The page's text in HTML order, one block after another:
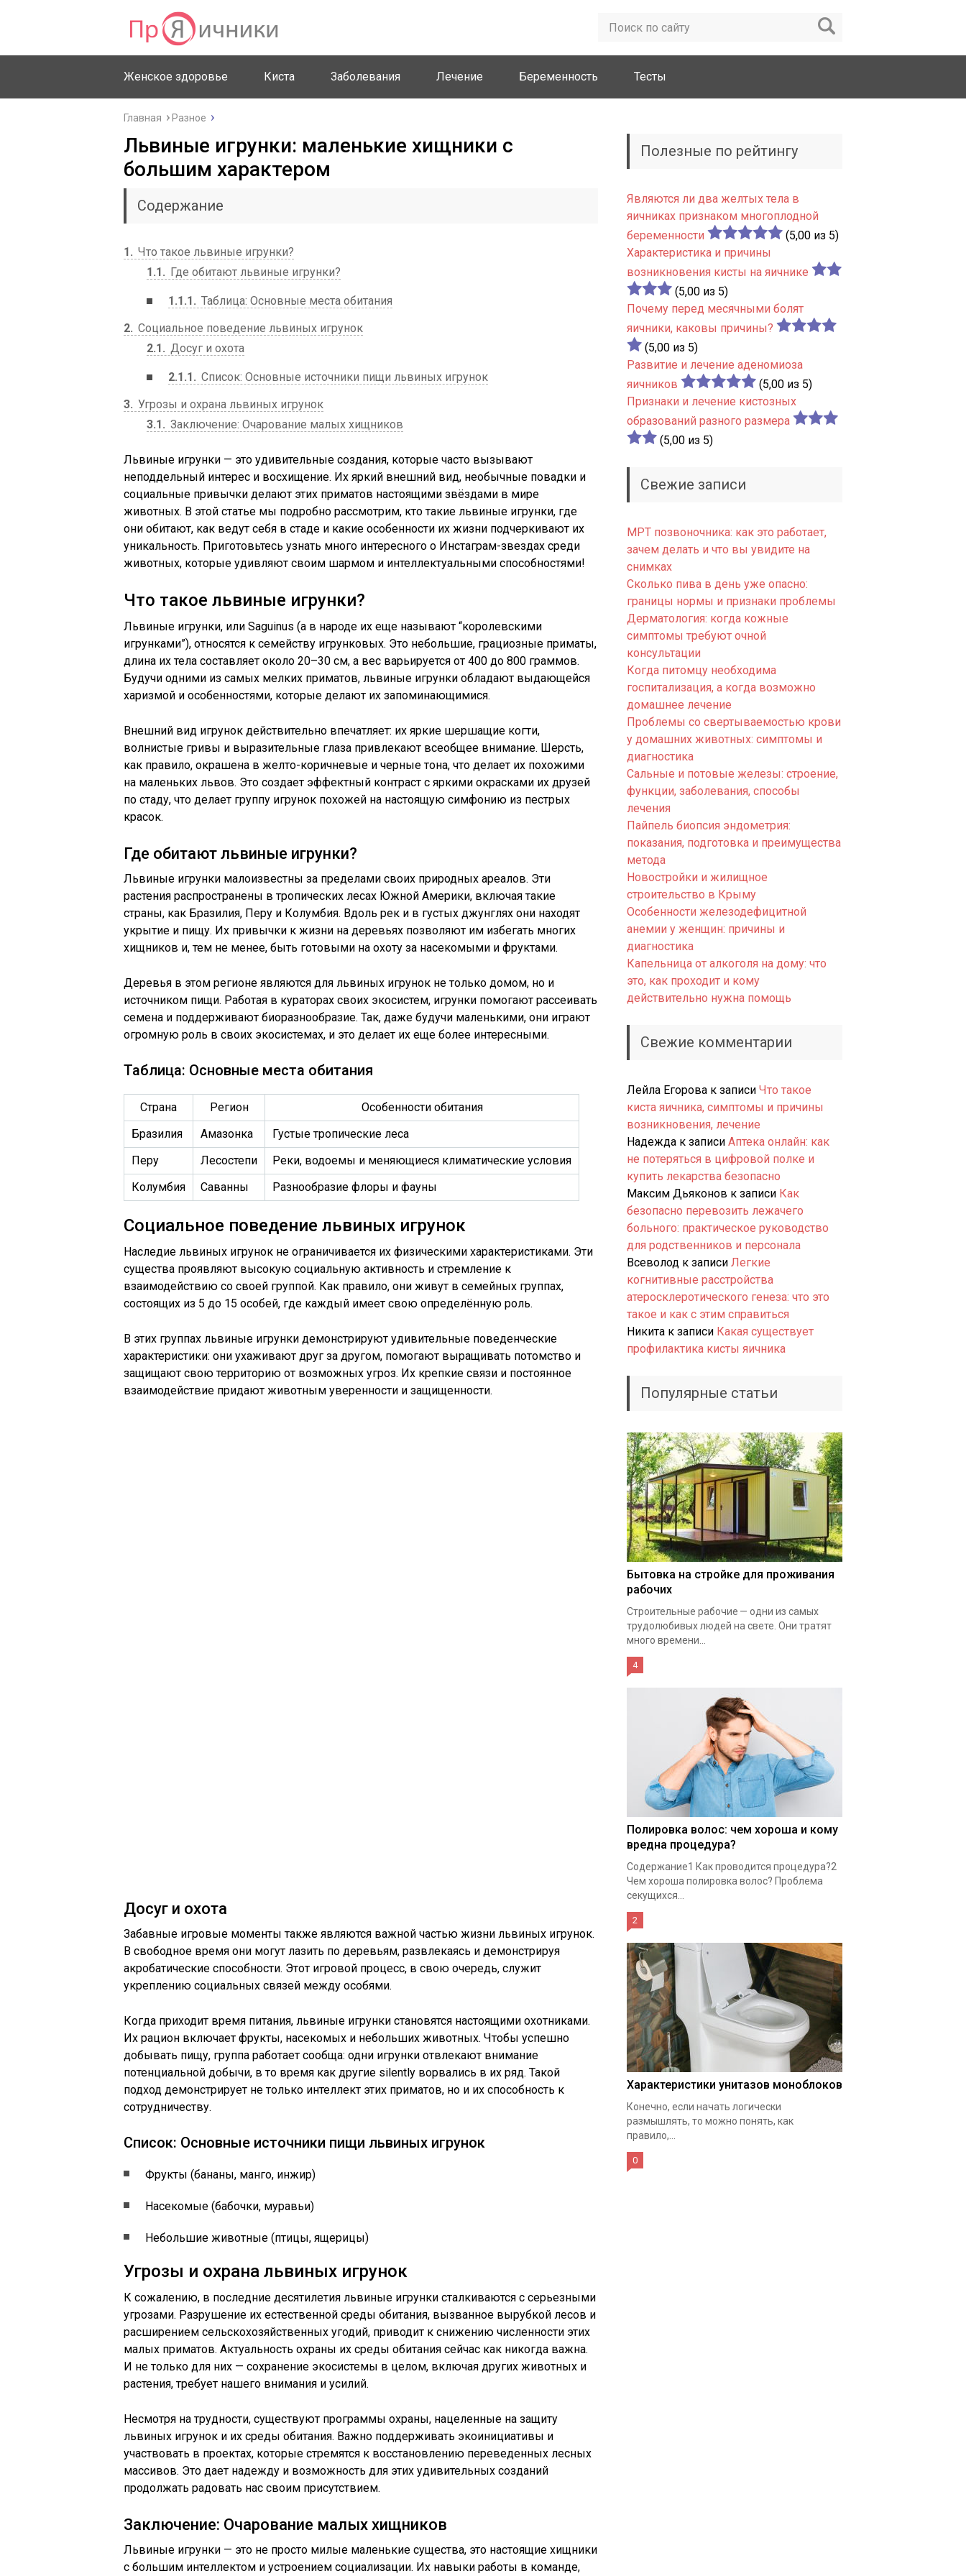
Женское здоровье Киста Заболевания Лечение Беременность Тесты
Главная Разное
Львиные игрунки: маленькие хищники с
большим характером
Содержание
1
Что такое львиные игрунки?
1.1
Где обитают львиные игрунки?
1.1.1
Таблица: Основные места обитания
2 Социальное поведение львиных игрунок
2.1
Досуг и охота
2.1.1
Список: Основные источники пищи львиных игрунок
3 Угрозы и охрана львиных игрунок
3.1
Заключение: Очарование малых хищников
Львиные игрунки — это удивительные создания, которые часто вызывают
неподдельный интерес и восхищение. Их яркий внешний вид, необычные повадки и
социальные привычки делают этих приматов настоящими звёздами в мире
животных. В этой статье мы подробно рассмотрим, кто такие львиные игрунки, где
они обитают, как ведут себя в стаде и какие особенности их жизни подчеркивают их
уникальность. Приготовьтесь узнать много интересного о Инстаграм-звездах среди
животных, которые удивляют своим шармом и интеллектуальными способностями!
Что такое львиные игрунки?
Львиные игрунки, или Saguinus (а в народе их еще называют “королевскими
игрунками”), относятся к семейству игрунковых. Это небольшие, грациозные приматы,
длина их тела составляет около 20–30 см, а вес варьируется от 400 до 800 граммов.
Будучи одними из самых мелких приматов, львиные игрунки обладают выдающейся
харизмой и особенностями, которые делают их запоминающимися.
Внешний вид игрунок действительно впечатляет: их яркие шершащие когти,
волнистые гривы и выразительные глаза привлекают всеобщее внимание. Шерсть,
как правило, окрашена в желто-коричневые и черные тона, что делает их похожими
на маленьких львов. Это создает эффектный контраст с яркими окрасками их друзей
по стаду, что делает группу игрунок похожей на настоящую симфонию из пестрых
красок.
Где обитают львиные игрунки?
Львиные игрунки малоизвестны за пределами своих природных ареалов. Эти
растения распространены в тропических лесах Южной Америки, включая такие
страны, как Бразилия, Перу и Колумбия. Вдоль рек и в густых джунглях они находят
укрытие и пищу. Их привычки к жизни на деревьях позволяют им избегать многих
хищников и, тем не менее, быть готовыми на охоту за насекомыми и фруктами.
Деревья в этом регионе являются для львиных игрунок не только домом, но и
источником пищи. Работая в кураторах своих экосистем, игрунки помогают рассеивать
семена и поддерживают биоразнообразие. Так, даже будучи маленькими, они играют
огромную роль в своих экосистемах, и это делает их еще более интересными.
Таблица: Основные места обитания
Страна Регион
Особенности обитания
Бразилия
Амазонка
Густые тропические леса
Перу
Лесостепи
Реки, водоемы и меняющиеся климатические условия
Колумбия
Саванны Разнообразие флоры и фауны
Социальное поведение львиных игрунок
Наследие львиных игрунок не ограничивается их физическими характеристиками. Эти
существа проявляют высокую социальную активность и стремление к
взаимодействию со своей группой. Как правило, они живут в семейных группах,
состоящих из 5 до 15 особей, где каждый имеет свою определённую роль.
В этих группах львиные игрунки демонстрируют удивительные поведенческие
характеристики: они ухаживают друг за другом, помогают выращивать потомство и
защищают свою территорию от возможных угроз. Их крепкие связи и постоянное
взаимодействие придают животным уверенности и защищенности.
Досуг и охота
Забавные игровые моменты также являются важной частью жизни львиных игрунок.
В свободное время они могут лазить по деревьям, развлекаясь и демонстрируя
акробатические способности. Этот игровой процесс, в свою очередь, служит
укреплению социальных связей между особями.
Когда приходит время питания, львиные игрунки становятся настоящими охотниками.
Их рацион включает фрукты, насекомых и небольших животных. Чтобы успешно
добывать пищу, группа работает сообща: одни игрунки отвлекают внимание
потенциальной добычи, в то время как другие silently ворвались в их ряд. Такой
подход демонстрирует не только интеллект этих приматов, но и их способность к
сотрудничеству.
Список: Основные источники пищи львиных игрунок
Фрукты (бананы, манго, инжир)
Насекомые (бабочки, муравьи)
Небольшие животные (птицы, ящерицы)
Угрозы и охрана львиных игрунок
К сожалению, в последние десятилетия львиные игрунки сталкиваются с серьезными
угрозами. Разрушение их естественной среды обитания, вызванное вырубкой лесов и
расширением сельскохозяйственных угодий, приводит к снижению численности этих
малых приматов. Актуальность охраны их среды обитания сейчас как никогда важна.
И не только для них — сохранение экосистемы в целом, включая других животных и
растения, требует нашего внимания и усилий.
Несмотря на трудности, существуют программы охраны, нацеленные на защиту
львиных игрунок и их среды обитания. Важно поддерживать экоинициативы и
участвовать в проектах, которые стремятся к восстановлению переведенных лесных
массивов. Это дает надежду и возможность для этих удивительных созданий
продолжать радовать нас своим присутствием.
Заключение: Очарование малых хищников
Львиные игрунки — это не просто милые маленькие существа, это настоящие хищники
с большим интеллектом и устроением социализации. Их навыки работы в команде,
Полезные по рейтингу
Являются ли два желтых тела в
яичниках признаком многоплодной
беременности
(5,00 из 5)
Характеристика и причины
возникновения кисты на яичнике
(5,00 из 5)
Почему перед месячными болят
яичники, каковы причины?
(5,00 из 5)
Развитие и лечение аденомиоза
яичников
(5,00 из 5)
Признаки и лечение кистозных
образований разного размера
(5,00 из 5)
Свежие записи
МРТ позвоночника: как это работает,
зачем делать и что вы увидите на
снимках
Сколько пива в день уже опасно:
границы нормы и признаки проблемы
Дерматология: когда кожные
симптомы требуют очной
консультации
Когда питомцу необходима
госпитализация, а когда возможно
домашнее лечение
Проблемы со свертываемостью крови
у домашних животных: симптомы и
диагностика
Сальные и потовые железы: строение,
функции, заболевания, способы
лечения
Пайпель биопсия эндометрия:
показания, подготовка и преимущества
метода
Новостройки и жилищное
строительство в Крыму
Особенности железодефицитной
анемии у женщин: причины и
диагностика
Капельница от алкоголя на дому: что
это, как проходит и кому
действительно нужна помощь
Свежие комментарии
Лейла Егорова к записи Что такое
киста яичника, симптомы и причины
возникновения, лечение
Надежда к записи Аптека онлайн: как
не потеряться в цифровой полке и
купить лекарства безопасно
Максим Дьяконов к записи Как
безопасно перевозить лежачего
больного: практическое руководство
для родственников и персонала
Всеволод к записи Легкие
когнитивные расстройства
атеросклеротического генеза: что это
такое и как с этим справиться
Никита к записи Какая существует
профилактика кисты яичника
Популярные статьи
Бытовка на стройке для проживания
рабочих
Строительные рабочие — одни из самых
трудолюбивых людей на свете. Они тратят
много времени...
4
Полировка волос: чем хороша и кому
вредна процедура?
Содержание1 Как проводится процедура?2
Чем хороша полировка волос? Проблема
секущихся...
2
Характеристики унитазов моноблоков
Конечно, если начать логически
размышлять, то можно понять, как
правило,...
0